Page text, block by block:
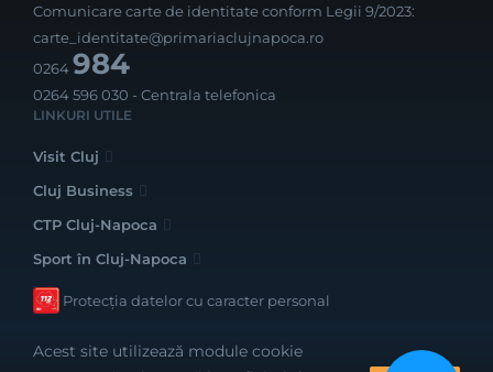
Comunicare carte de identitate conform Legii 9/2023:
carte_identitate@primariaclujnapoca.ro
0264984
0264 596 030 - Centrala telefonica
LINKURI UTILE
Visit Cluj
Cluj Business
CTP Cluj-Napoca
Sport în Cluj-Napoca
Protecția datelor cu caracter personal
Acest site utilizează module cookie